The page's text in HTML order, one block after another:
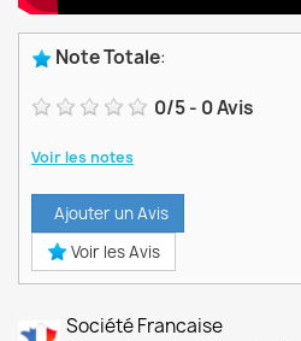
Note Totale:
0/5- 0Avis
Voir les notes
Ajouter un Avis
Voir les Avis
Société Francaise